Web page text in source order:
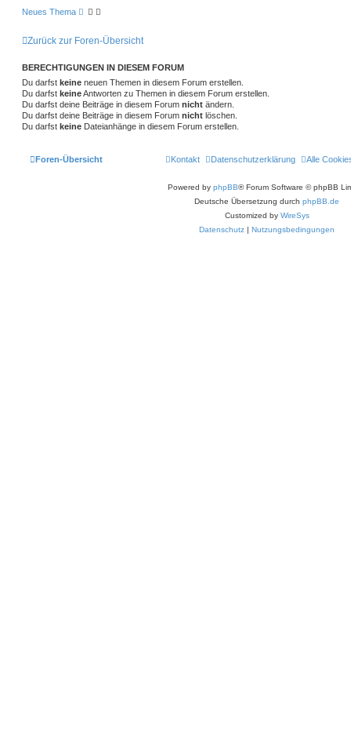
Neues Thema
Zurück zur Foren-Übersicht
BERECHTIGUNGEN IN DIESEM FORUM
Du darfst keine neuen Themen in diesem Forum erstellen.
Du darfst keineAntworten zu Themen in diesem Forum erstellen.
Du darfst deine Beiträge in diesem Forum nicht ändern.
Du darfst deine Beiträge in diesem Forum nicht löschen.
Du darfst keine Dateianhänge in diesem Forum erstellen.
Foren-Übersicht Alle
Datenschutzerklärung
Kontakt
Powered by phpBB® Forum Software © phpBB
Deutsche Übersetzung durch phpBB.de
Customized by WireSys
Datenschutz | Nutzungsbedingungen